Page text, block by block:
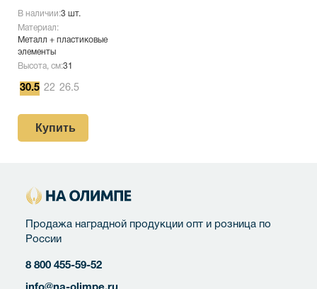
В наличии:3 шт.
Материал:
Металл + пластиковые
элементы
Высота, см:31
30.5 22 26.5
Купить
Продажа наградной продукции опт и розница по
России
8 800 455-59-52